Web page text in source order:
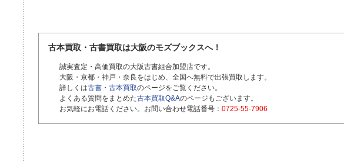
古本買取・古書買取は大阪のモズブックスへ！
誠実査定・高価買取の大阪古書組合加盟店です。
大阪・京都・神戸・奈良をはじめ、全国へ無料で出張買取します。
詳しくは古書・古本買取のページをご覧ください。
よくある質問をまとめた古本買取Q&Aのページもございます。
お気軽にお電話ください。お問い合わせ電話番号： 0725-55-7906